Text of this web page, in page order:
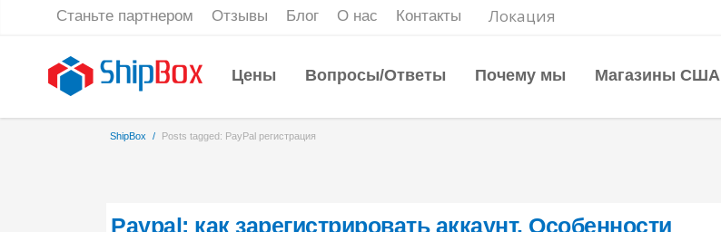
Станьте партнером Отзывы Блог О нас Контакты Локация
Цены Вопросы/Ответы Почему мы Магазины США
ShipBox / Posts tagged: PayPal регистрация
Paypal: как зарегистрировать аккаунт. Особенности